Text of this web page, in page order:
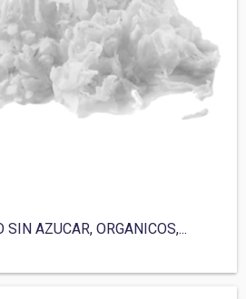
SIN AZUCAR, ORGANICOS,...